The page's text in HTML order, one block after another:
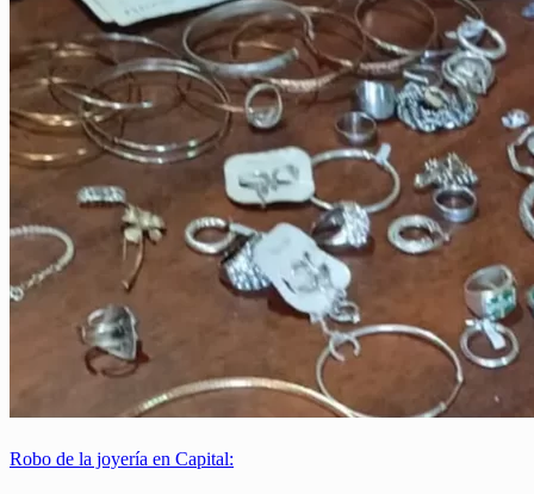
Robo de la joyería en Capital: